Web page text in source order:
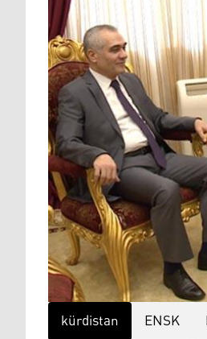
kürdistan ENSK